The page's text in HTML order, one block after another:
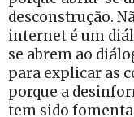
desconstrução.
internet é um
se abrem ao
para explicar as
porque a
tem sido